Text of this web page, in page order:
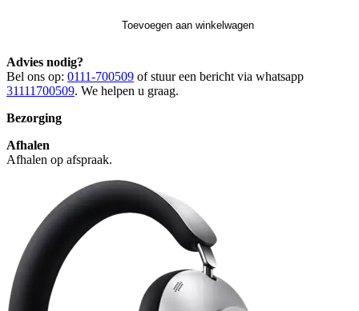
Toevoegen aan winkelwagen
Advies nodig?
Bel ons op: 0111-700509 of stuur een bericht via whatsapp
31111700509. We helpen u graag.
Bezorging
Afhalen
Afhalen op afspraak.